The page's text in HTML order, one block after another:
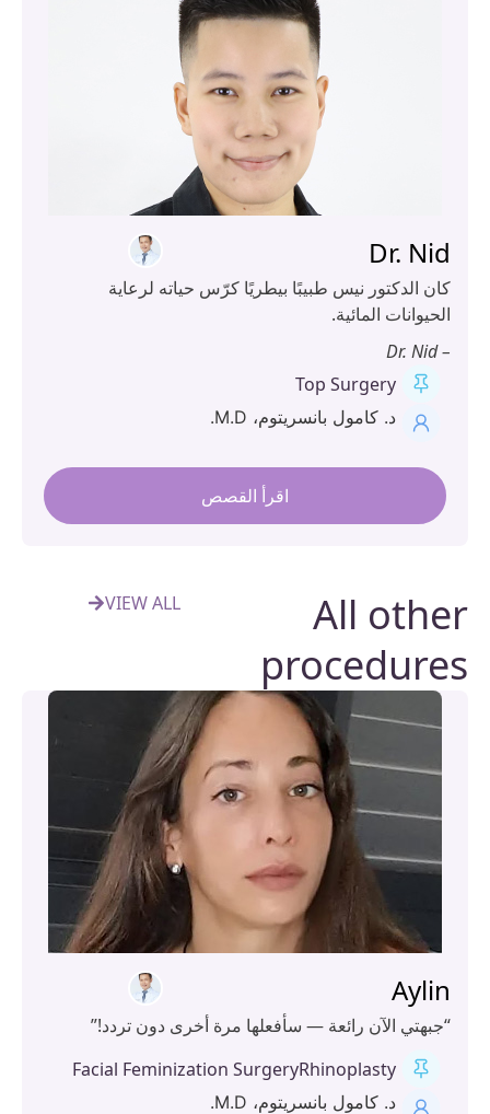
Dr.
الدكتور نيس طبيبًا بيطريًا كرّس حياته لرعاية
المائية.
Top Surgery
د. كامول بانسريتوم، M.D.
اقرأ القصص
All
VIEW ALL
الآن رائعة — سأفعلها مرة أخرى دون تردد!”
Facial Feminization SurgeryRhinoplasty
د. كامول بانسريتوم، M.D.